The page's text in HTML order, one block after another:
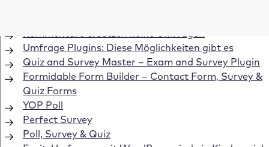
Kommentare ersetzen keine Umfragen
Umfrage Plugins: Diese Möglichkeiten gibt es
Quiz and Survey Master – Exam and Survey Plugin
Formidable Form Builder – Contact Form, Survey &
Quiz Forms
YOP Poll
Perfect Survey
Poll, Survey & Quiz